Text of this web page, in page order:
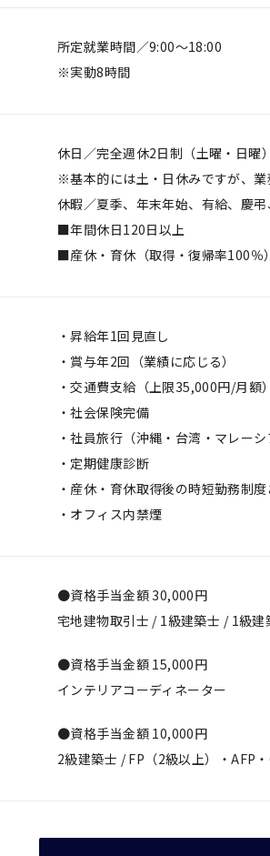
所定就業時間／9:00～18:00
※実動8時間
休日／完全週休2日制（土曜・日曜
※基本的には土・日休みですが、業
休暇／夏季、年末年始、有給、慶
■年間休日120日以上
■産休・育休（取得・復帰率100％）
・昇給年1回見直し
・賞与年2回（業績に応じる）
・交通費支給（上限35,000円/月額）
・社会保険完備
・社員旅行（沖縄・台湾・マレーシ
・定期健康診断
・産休・育休取得後の時短勤務制
・オフィス内禁煙
●資格手当金額 30,000円
宅地建物取引士 / 1級建築士 / 1級
●資格手当金額 15,000円
インテリアコーディネーター
●資格手当金額 10,000円
2級建築士 / FP（2級以上）・AFP